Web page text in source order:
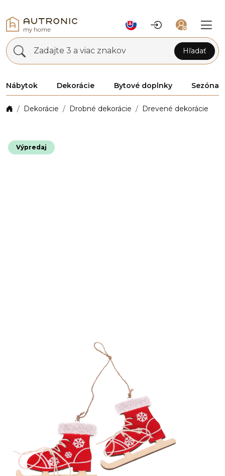
Zadajte 3 a viac znakov Hľadať
Nábytok Dekorácie Bytové doplnky Sezóna
Dekorácie Drobné dekorácie Drevené dekorácie
Výpredaj